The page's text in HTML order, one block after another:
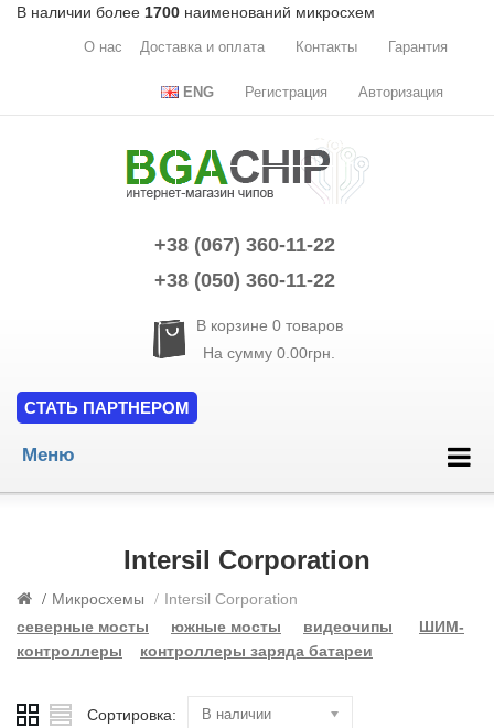
В наличии более 1700 наименований микросхем
О нас Доставка и оплата Контакты Гарантия
ENG Регистрация Авторизация
+38 (067) 360-11-22
+38 (050) 360-11-22
В корзине 0товаров
На сумму 0.00грн.
СТАТЬ ПАРТНЕРОМ
Меню
Intersil Corporation
Микросхемы
Intersil Corporation
северные мосты
южные мосты видеочипы
ШИМ-
контроллеры
контроллеры заряда батареи
Сортировка: В наличии